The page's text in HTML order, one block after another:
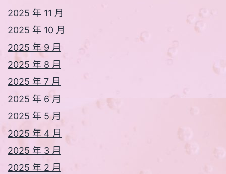
2025 年 11 月
2025 年 10 月
2025 年 9 月
2025 年 8 月
2025 年 7 月
2025 年 6 月
2025 年 5 月
2025 年 4 月
2025 年 3 月
2025 年 2 月